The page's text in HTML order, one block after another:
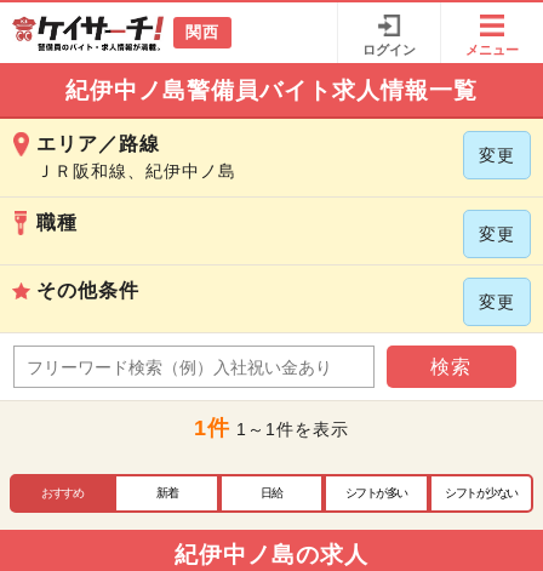
関西
ログイン メニュー
紀伊中ノ島警備員バイト求人情報一覧
エリア／路線
ＪＲ阪和線、紀伊中ノ島
変更
職種
変更
その他条件
変更
検索
1件 1～1件を表示
おすすめ 新着 日給 シフトが多い シフトが少ない
紀伊中ノ島の求人